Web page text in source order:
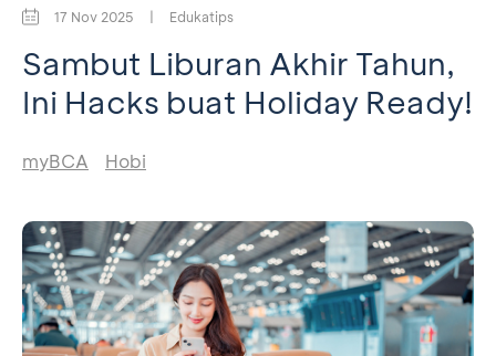
17 Nov 2025 | Edukatips
Sambut Liburan Akhir Tahun,
Ini Hacks buat Holiday Ready!
myBCA Hobi